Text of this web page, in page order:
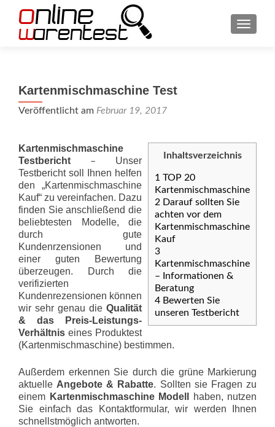
Kartenmischmaschine Test
Veröffentlicht am Februar 19, 2017
Inhaltsverzeichnis
1 TOP 20
Kartenmischmaschine
2 Darauf sollten Sie
achten vor dem
Kartenmischmaschine
Kauf
3
Kartenmischmaschine
– Informationen &
Beratung
4 Bewerten Sie
unseren Testbericht
Kartenmischmaschine
Testbericht – Unser
Testbericht soll Ihnen helfen
den „Kartenmischmaschine
Kauf“ zu vereinfachen. Dazu
finden Sie anschließend die
beliebtesten Modelle, die
durch gute
Kundenrzensionen und
einer guten Bewertung
überzeugen. Durch die
verifizierten
Kundenrezensionen können
wir sehr genau die Qualität
& das Preis-Leis­tungs-
Ver­hält­nis eines Produktest
(Kartenmischmaschine) bestimmen.
Außerdem erkennen Sie durch die grüne Markierung
aktuelle Angebote & Rabatte. Sollten sie Fragen zu
einem Kartenmischmaschine Modell
haben, nutzen
Sie einfach das Kontaktformular, wir werden Ihnen
schnellstmöglich antworten.